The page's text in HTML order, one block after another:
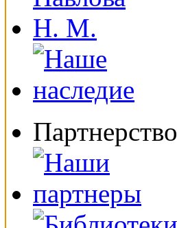
Партнерство